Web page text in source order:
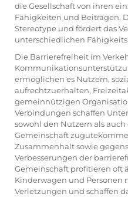
die Gesellschaft von ihren
Fähigkeiten und Beiträgen.
Stereotype und fördert das
unterschiedlichen
Die Barrierefreiheit im
ermöglichen es Nutzern,
aufrechtzuerhalten,
gemeinnützigen
Verbindungen schaffen
sowohl den Nutzern als
Gemeinschaft
Zusammenhalt sowie
Verbesserungen der
Gemeinschaft profitieren oft
Kinderwagen und Personen
Verletzungen und schaffen